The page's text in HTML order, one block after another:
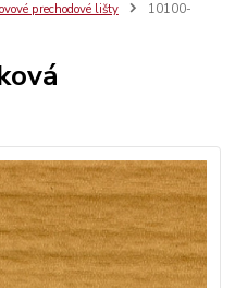
prechodové lišty
10100-